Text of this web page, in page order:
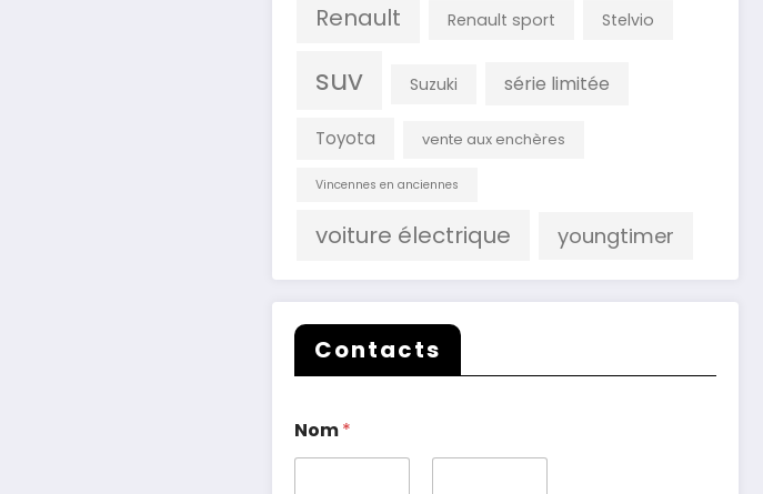
Renault Renault sport Stelvio
suv Suzuki série limitée
Toyota vente aux enchères
Vincennes en anciennes
voiture électrique youngtimer
Contacts
Nom*